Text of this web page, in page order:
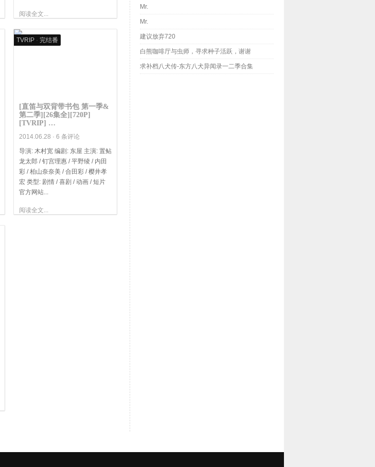
阅读全文...
TVRIP · 完结番
[直笛与双背带书包 第一季&
第二季][26集全][720P]
[TVRIP] …
2014.06.28 · 6 条评论
导演: 木村宽 编剧: 东屋 主演: 置鲇
龙太郎 / 钉宫理惠 / 平野绫 / 内田
彩 / 柏山奈奈美 / 合田彩 / 樱井孝
宏 类型: 剧情 / 喜剧 / 动画 / 短片
官方网站...
阅读全文...
Mr.
Mr.
建议放弃720
白熊咖啡厅与虫师，寻求种子活跃，谢谢
求补档八犬传-东方八犬异闻录一二季合集